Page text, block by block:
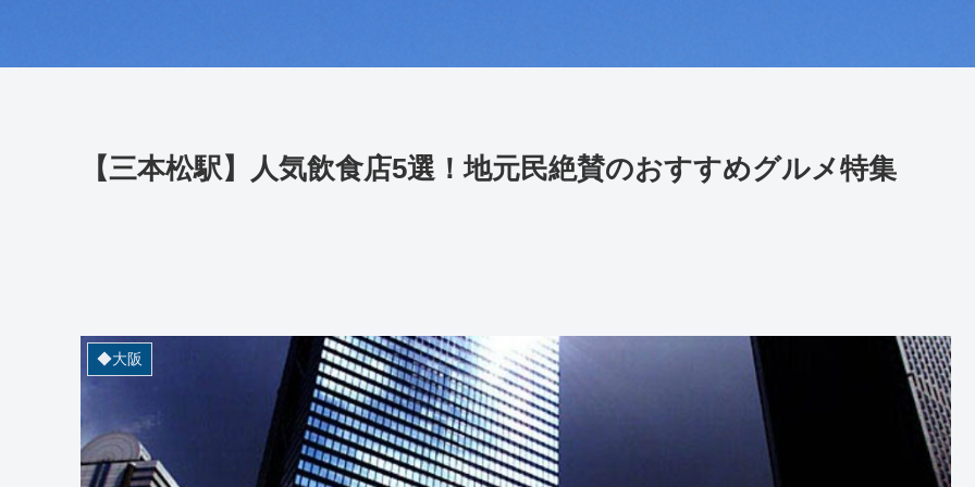
【三本松駅】人気飲食店5選！地元民絶賛のおすすめグルメ特集
◆大阪